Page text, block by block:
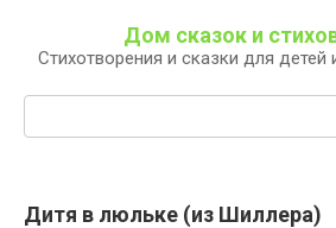
контенту
Дом сказок и
Стихотворения и сказки для детей
Дитя в люльке (из Шиллера)